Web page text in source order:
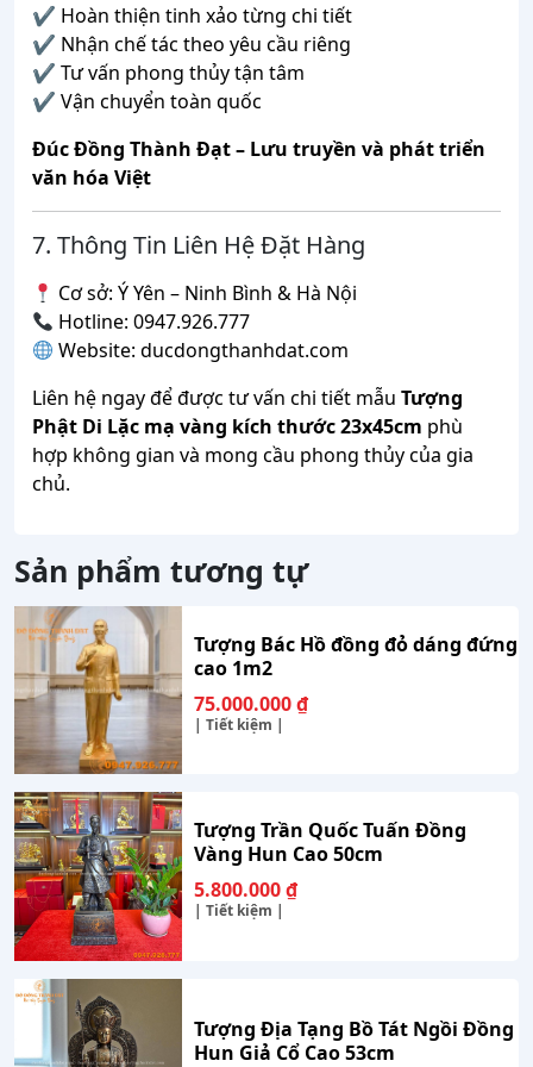
✔ Hoàn thiện tinh xảo từng chi tiết
✔ Nhận chế tác theo yêu cầu riêng
✔ Tư vấn phong thủy tận tâm
✔ Vận chuyển toàn quốc
Đúc Đồng Thành Đạt – Lưu truyền và phát triển
văn hóa Việt
7. Thông Tin Liên Hệ Đặt Hàng
Cơ sở: Ý Yên – Ninh Bình & Hà Nội
Hotline: 0947.926.777
Website: ducdongthanhdat.com
Liên hệ ngay để được tư vấn chi tiết mẫu Tượng
Phật Di Lặc mạ vàng kích thước 23x45cm phù
hợp không gian và mong cầu phong thủy của gia
chủ.
Sản phẩm tương tự
Tượng Bác Hồ đồng đỏ dáng đứng
cao 1m2
75.000.000₫
| Tiết kiệm |
Tượng Trần Quốc Tuấn Đồng
Vàng Hun Cao 50cm
5.800.000₫
| Tiết kiệm |
Tượng Địa Tạng Bồ Tát Ngồi Đồng
Hun Giả Cổ Cao 53cm